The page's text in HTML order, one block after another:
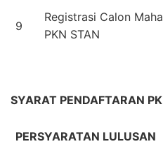
9
Registrasi Calon
PKN STAN
SYARAT PENDAFTARAN
PERSYARATAN LULUSAN